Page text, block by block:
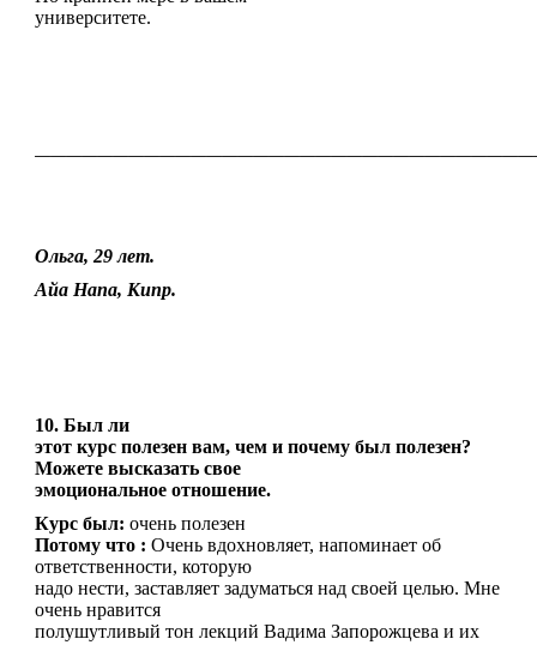
университете.
Ольга, 29 лет.
Айа Напа, Кипр.
10. Был ли
этот курс полезен вам, чем и почему был полезен?
Можете высказать свое
эмоциональное отношение.
Курс был: очень полезен
Потому что : Очень вдохновляет, напоминает об
ответственности, которую
надо нести, заставляет задуматься над своей целью. Мне
очень нравится
полушутливый тон лекций Вадима Запорожцева и их